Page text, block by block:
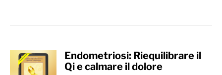
Endometriosi: Riequilibrare il
Qi e calmare il dolore